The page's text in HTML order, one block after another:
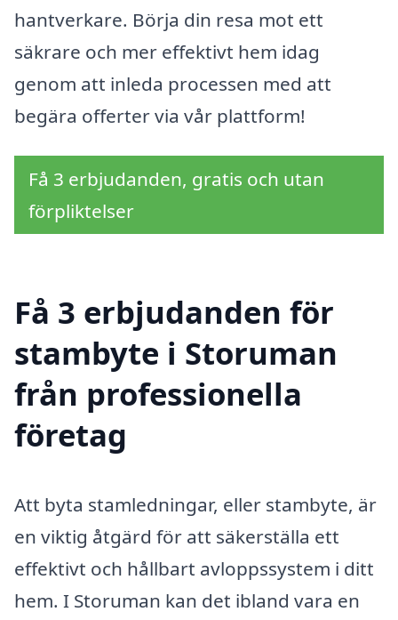
hantverkare. Börja din resa mot ett
säkrare och mer effektivt hem idag
genom att inleda processen med att
begära offerter via vår plattform!
Få 3 erbjudanden, gratis och utan
förpliktelser
Få 3 erbjudanden för
stambyte i Storuman
från professionella
företag
Att byta stamledningar, eller stambyte, är
en viktig åtgärd för att säkerställa ett
effektivt och hållbart avloppssystem i ditt
hem. I Storuman kan det ibland vara en